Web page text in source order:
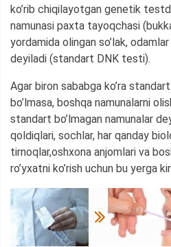
ko’rib chiqilayotgan genetik
namunasi paxta tayoqchasi
yordamida olingan so’lak,
deyiladi (standart DNK testi).
Agar biron sababga ko’ra
bo’lmasa, boshqa namunalarni
standart bo’lmagan namunalar
qoldiqlari, sochlar, har qanday
tirnoqlar,oshxona anjomlari va
ro’yxatni ko’rish uchun bu yerga